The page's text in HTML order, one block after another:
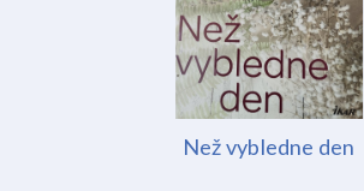
Než vybledne den